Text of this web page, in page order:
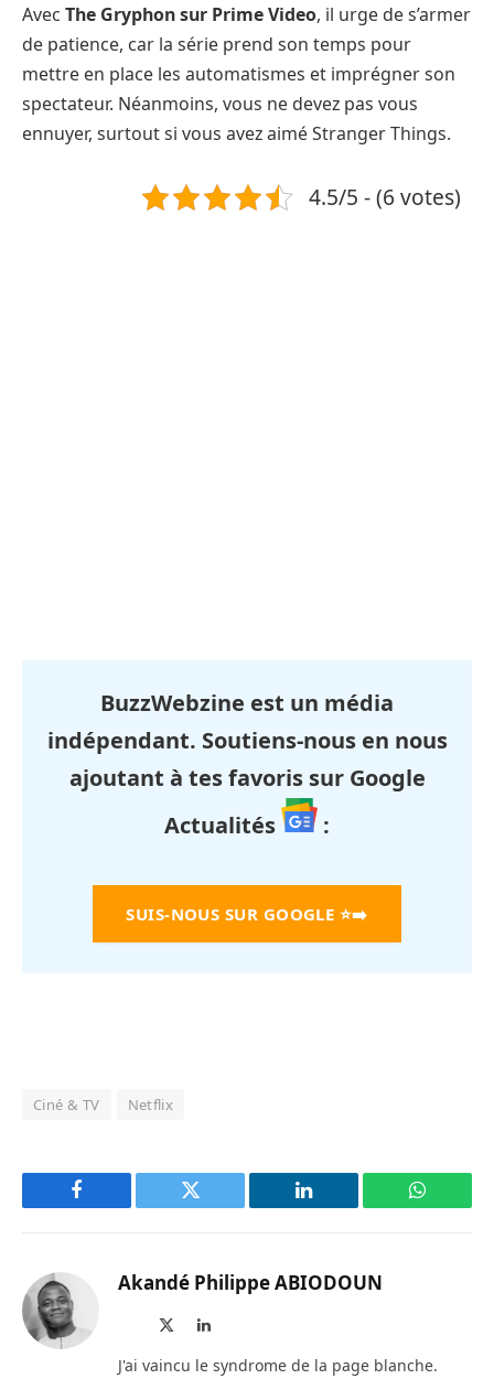
Avec The Gryphon sur Prime Video, il urge de s’armer
de patience, car la série prend son temps pour
mettre en place les automatismes et imprégner son
spectateur. Néanmoins, vous ne devez pas vous
ennuyer, surtout si vous avez aimé Stranger Things.
4.5/5 - (6 votes)
BuzzWebzine est un média
indépendant. Soutiens-nous en nous
ajoutant à tes favoris sur Google
Actualités
:
SUIS-NOUS SUR GOOGLE ⭐➡️
Ciné & TV Netflix
Facebook Twitter LinkedIn
Akandé Philippe ABIODOUN
LinkedIn
J'ai vaincu le syndrome de la page blanche.